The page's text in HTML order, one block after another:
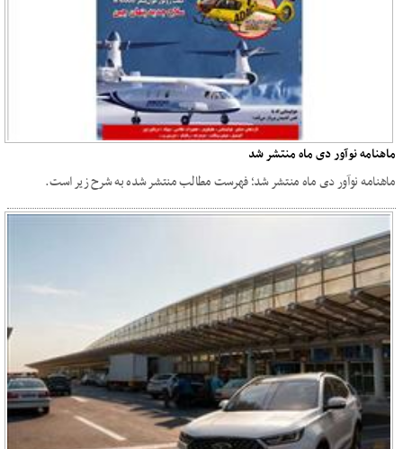
ماهنامه نوآور دی ماه منتشر شد
ماهنامه نوآور دی ماه منتشر شد؛ فهرست مطالب منتشر شده به شرح زیر است.